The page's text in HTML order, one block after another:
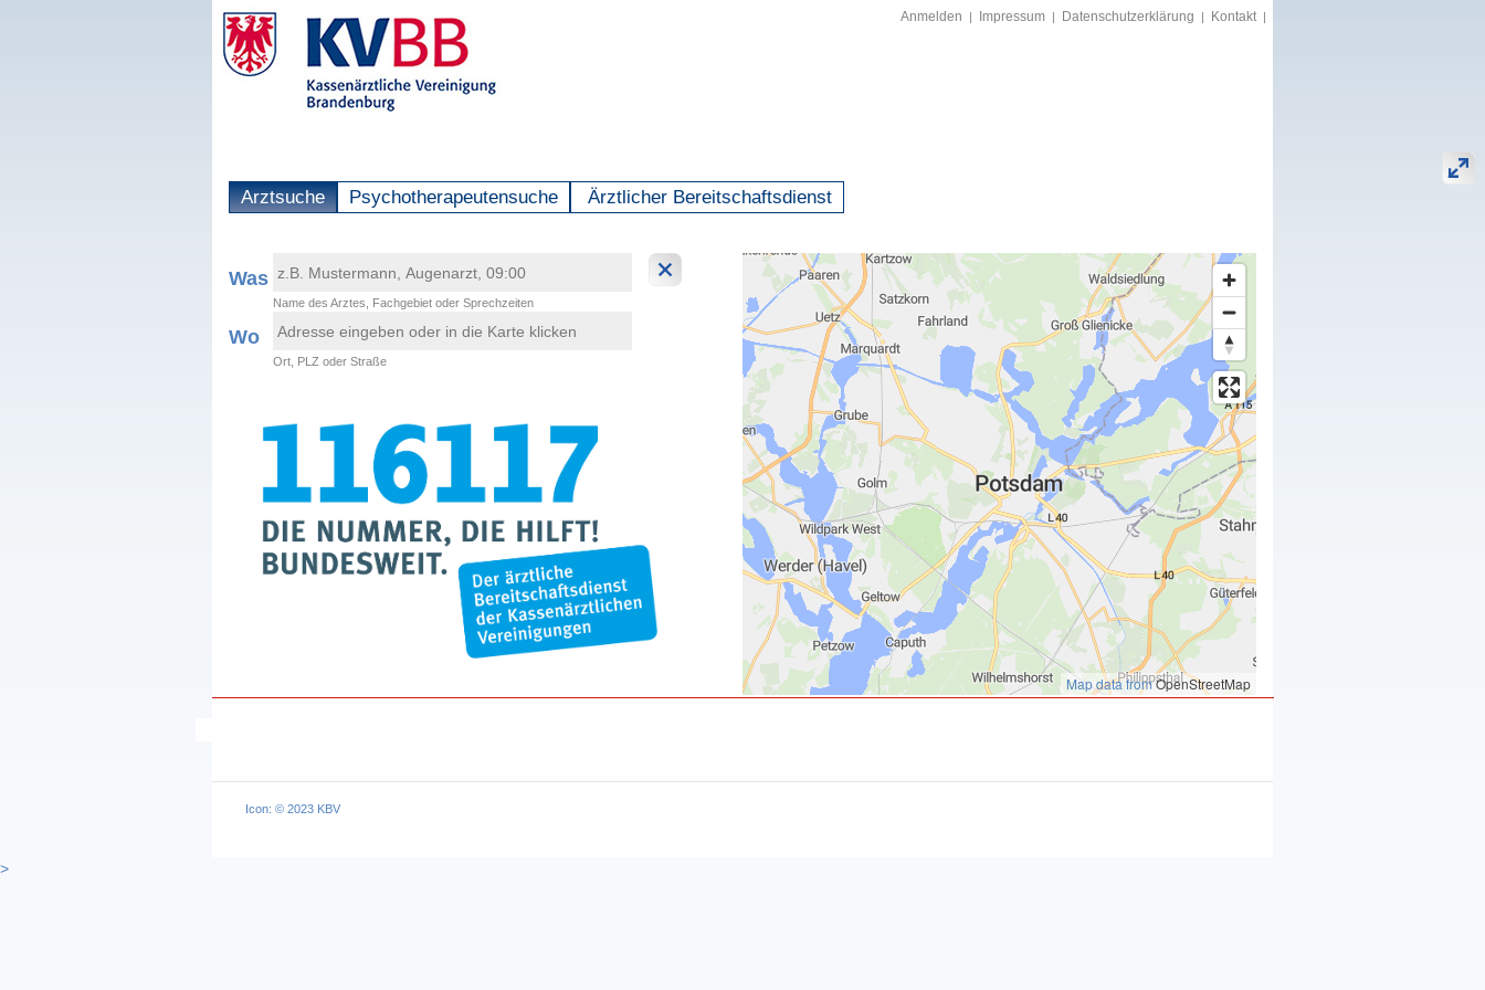
Anmelden | Impressum | Datenschutzerklärung | Kontakt |
Arztsuche Psychotherapeutensuche Ärztlicher Bereitschaftsdienst
Was
Name des Arztes, Fachgebiet oder Sprechzeiten
Wo
Ort, PLZ oder Straße
Map data fromOpenStreetMap
Icon: © 2023 KBV
>